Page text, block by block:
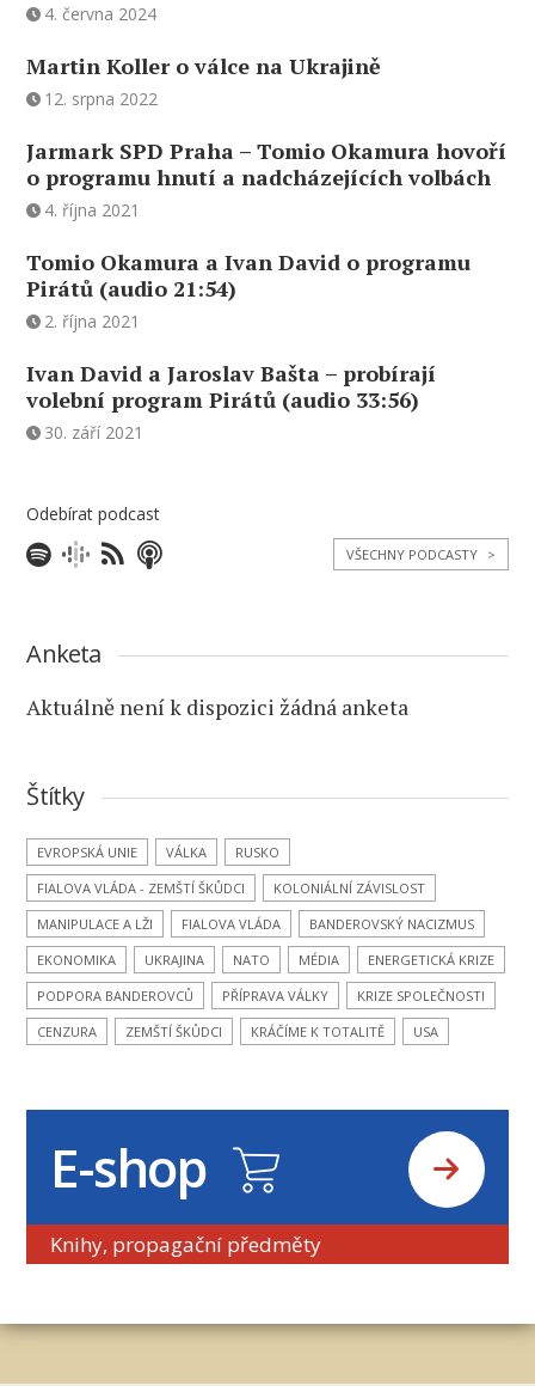
4. června 2024
Martin Koller o válce na Ukrajině
12. srpna 2022
Jarmark SPD Praha – Tomio Okamura hovoří
o programu hnutí a nadcházejících volbách
4. října 2021
Tomio Okamura a Ivan David o programu
Pirátů (audio 21:54)
2. října 2021
Ivan David a Jaroslav Bašta – probírají
volební program Pirátů (audio 33:56)
30. září 2021
Odebírat podcast
VŠECHNY PODCASTY >
Anketa
Aktuálně není k dispozici žádná anketa
Štítky
EVROPSKÁ UNIE VÁLKA
RUSKO
FIALOVA VLÁDA - ZEMŠTÍ ŠKŮDCI
KOLONIÁLNÍ ZÁVISLOST
MANIPULACE A LŽI
FIALOVA VLÁDA
BANDEROVSKÝ NACIZMUS
EKONOMIKA
UKRAJINA NATO MÉDIA
ENERGETICKÁ KRIZE
PODPORA BANDEROVCŮ
PŘÍPRAVA VÁLKY
KRIZE SPOLEČNOSTI
CENZURA
ZEMŠTÍ ŠKŮDCI KRÁČÍME K TOTALITĚ USA
E-shop
Knihy, propagační předměty